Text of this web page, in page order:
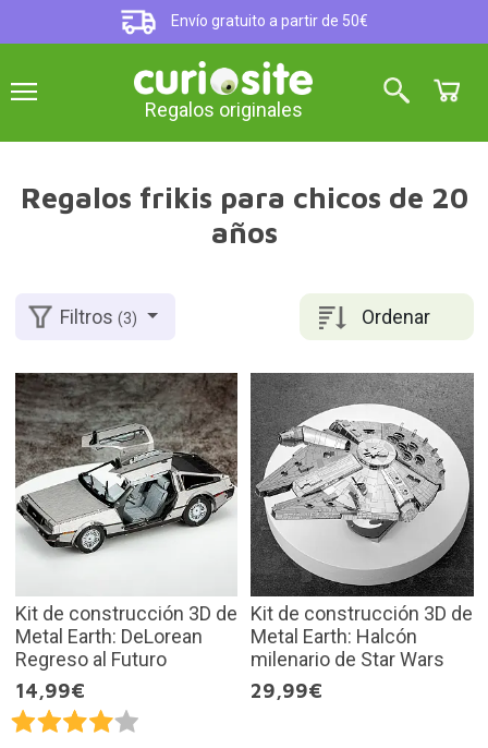
Envío gratuito a partir de 50€
Regalos originales
Regalos frikis para chicos de 20
años
Ordenar
Filtros(3)
Kit de construcción 3D de
Metal Earth: DeLorean
Regreso al Futuro
14,99€
Kit de construcción 3D de
Metal Earth: Halcón
milenario de Star Wars
29,99€